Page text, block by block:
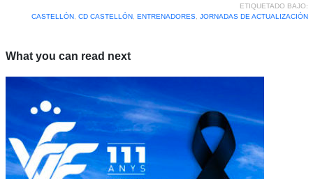
ETIQUETADO BAJO:
CASTELLÓN, CD CASTELLÓN, ENTRENADORES, JORNADAS DE ACTUALIZACIÓN
What you can read next